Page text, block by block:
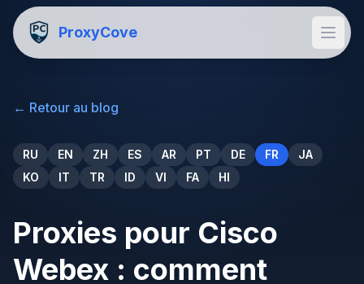
ProxyCove
← Retour au blog
RU EN ZH ES AR PT DE FR
JA
KO
IT TR ID VI FA HI
Proxies pour Cisco
Webex : comment